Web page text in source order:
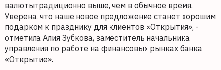
валютытрадиционно выше, чем в обычное время.
Уверена, что наше новое предложение станет хорошим
подарком к празднику для клиентов «Открытия», -
отметила Алия Зубкова, заместитель начальника
управления по работе на финансовых рынках банка
«Открытие».